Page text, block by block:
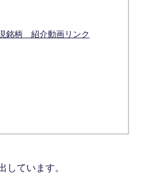
銘柄 紹介動画リンク
しています。